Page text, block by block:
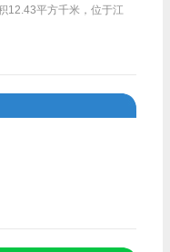
12.43平方千米，位于江